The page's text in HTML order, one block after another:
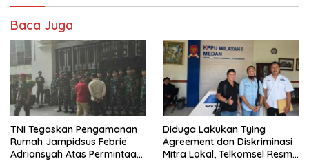
Baca Juga
TNI Tegaskan Pengamanan
Rumah Jampidsus Febrie
Adriansyah Atas Permintaan
Diduga Lakukan Tying
Agreement dan Diskriminasi
Mitra Lokal, Telkomsel Resmi